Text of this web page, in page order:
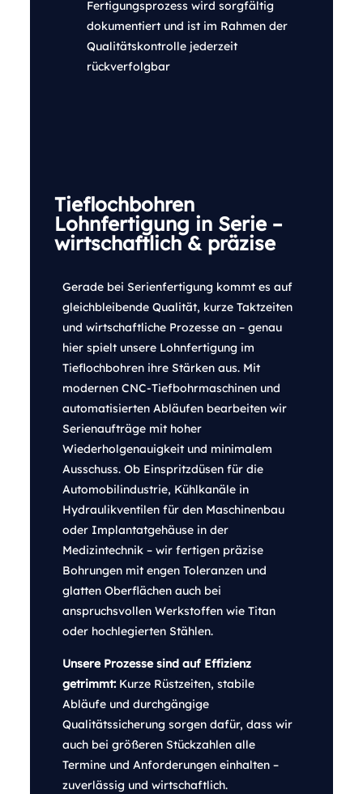
Fertigungsprozess wird sorgfältig
dokumentiert und ist im Rahmen der
Qualitätskontrolle jederzeit
rückverfolgbar
Tieflochbohren
Lohnfertigung in Serie –
wirtschaftlich & präzise
Gerade bei Serienfertigung kommt es auf
gleichbleibende Qualität, kurze Taktzeiten
und wirtschaftliche Prozesse an – genau
hier spielt unsere Lohnfertigung im
Tieflochbohren ihre Stärken aus. Mit
modernen CNC-Tiefbohrmaschinen und
automatisierten Abläufen bearbeiten wir
Serienaufträge mit hoher
Wiederholgenauigkeit und minimalem
Ausschuss. Ob Einspritzdüsen für die
Automobilindustrie, Kühlkanäle in
Hydraulikventilen für den Maschinenbau
oder Implantatgehäuse in der
Medizintechnik – wir fertigen präzise
Bohrungen mit engen Toleranzen und
glatten Oberflächen auch bei
anspruchsvollen Werkstoffen wie Titan
oder hochlegierten Stählen.
Unsere Prozesse sind auf Effizienz
getrimmt:Kurze Rüstzeiten, stabile
Abläufe und durchgängige
Qualitätssicherung sorgen dafür, dass wir
auch bei größeren Stückzahlen alle
Termine und Anforderungen einhalten –
zuverlässig und wirtschaftlich.